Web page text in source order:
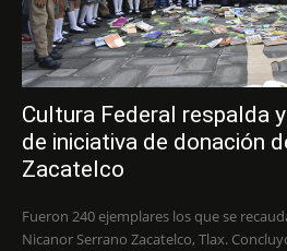
Cultura Federal respalda
de iniciativa de donación
Zacatelco
Fueron 240 ejemplares los que se
Nicanor Serrano Zacatelco, Tlax. Concluyó con gran éxito la campaña